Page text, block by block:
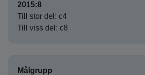
2015:8
Till stor del: c4
Till viss del: c8
Målgrupp